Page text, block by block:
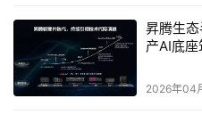
数据中心节省超过一半的电
目前，数据中心的机房管
一套行之有效的电源及制冷
昇腾生
产AI底
2026年04